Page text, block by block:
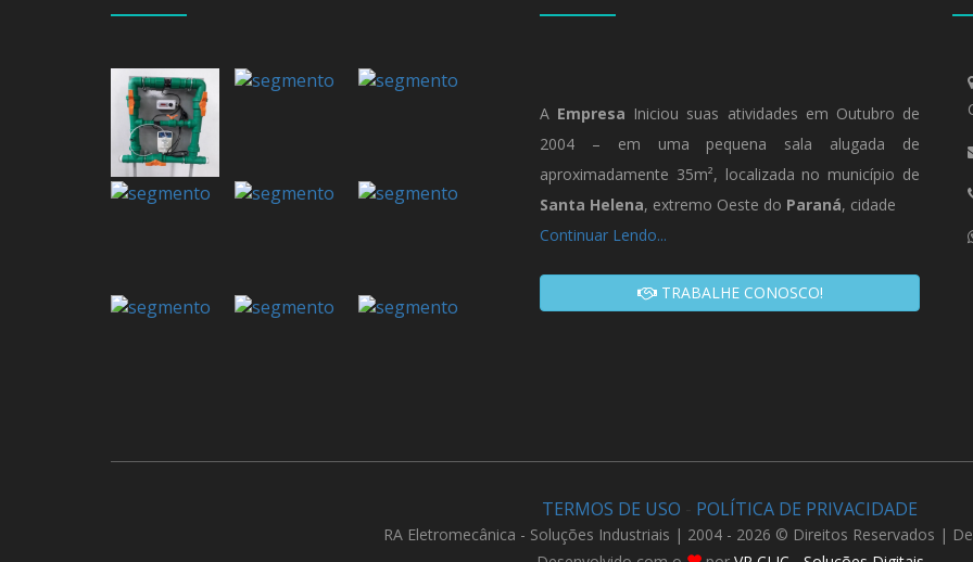
A Empresa Iniciou suas atividades em Outubro de
2004 – em uma pequena sala alugada de
aproximadamente 35m², localizada no município de
Santa Helena, extremo Oeste do Paraná, cidade
Continuar Lendo...
TRABALHE CONOSCO!
TERMOS DE USO POLÍTICA DE PRIVACIDADE
RA Eletromecânica - Soluções Industriais | 2004 - 2026 © Direitos Reservados |